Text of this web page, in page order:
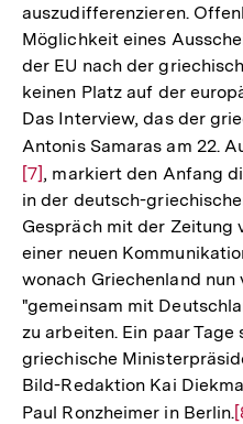
auszudifferenzieren.
Möglichkeit eines
der EU nach der
keinen Platz auf der
Das Interview, das der
Antonis Samaras am 22.
[7], markiert den Anfang
in der deutsch-
Gespräch mit der Zeitung
einer neuen
wonach Griechenland nun
"gemeinsam mit
zu arbeiten. Ein paar
griechische
Bild-Redaktion Kai
Paul Ronzheimer in Berlin.